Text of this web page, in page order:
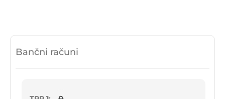
Bančni računi